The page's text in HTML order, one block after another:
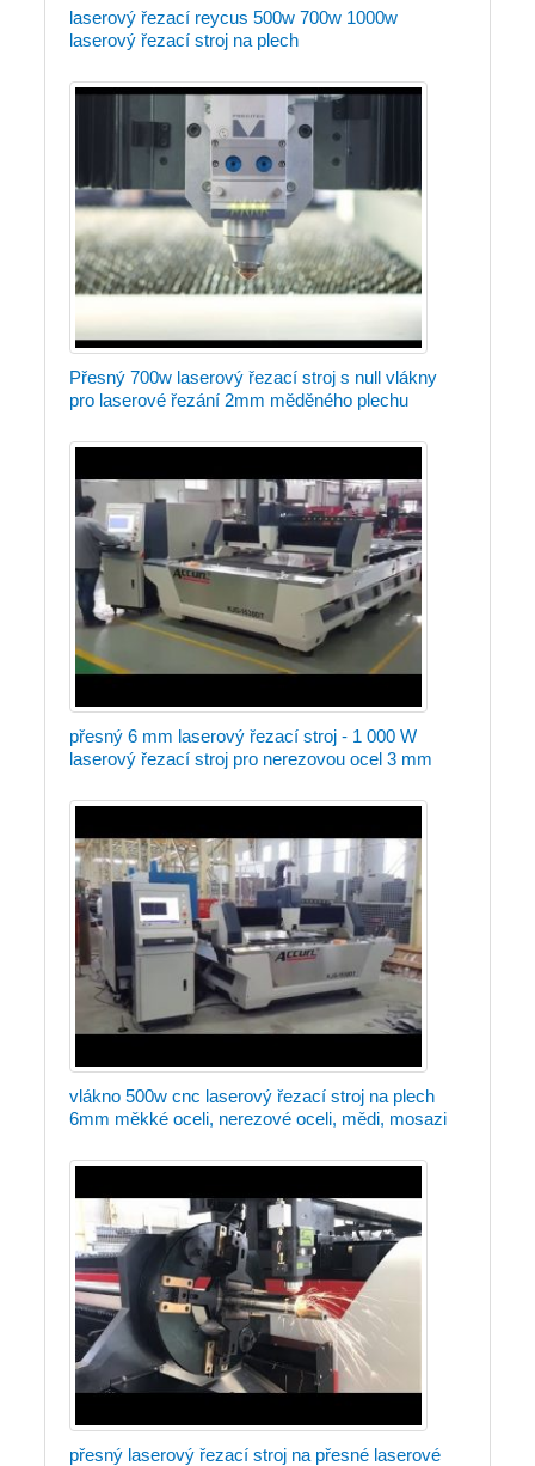
laserový řezací reycus 500w 700w 1000w
laserový řezací stroj na plech
Přesný 700w laserový řezací stroj s null vlákny
pro laserové řezání 2mm měděného plechu
přesný 6 mm laserový řezací stroj - 1 000 W
laserový řezací stroj pro nerezovou ocel 3 mm
vlákno 500w cnc laserový řezací stroj na plech
6mm měkké oceli, nerezové oceli, mědi, mosazi
přesný laserový řezací stroj na přesné laserové